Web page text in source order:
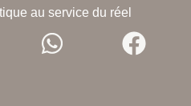
au service du réel